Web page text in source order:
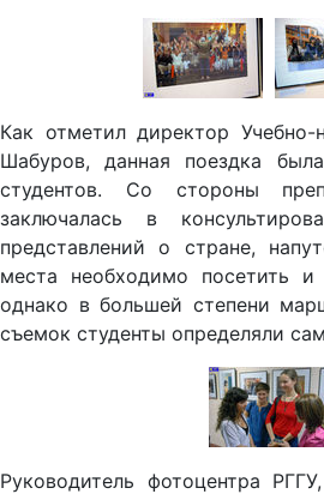
Как отметил директор
Шабуров, данная поездка
студентов. Со стороны
заключалась в
представлений о стране,
места необходимо посетить и
однако в большей степени
съемок студенты определяли
Руководитель фотоцентра